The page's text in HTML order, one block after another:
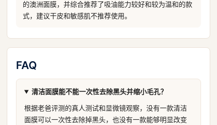
的澳洲面膜，并综合推荐了吸油能力较好和较为温和的款
式，建议干皮和敏感肌不推荐使用。
FAQ
清洁面膜能不能一次性去除黑头并缩小毛孔？
根据老爸评测的真人测试和显微镜观察，没有一款清洁
面膜可以一次性去除掉黑头，也没有一款能够明显改变